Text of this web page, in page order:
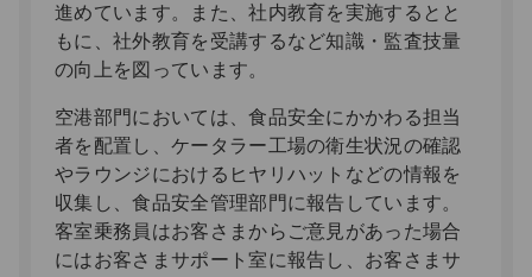
進めています。また、社内教育を実施するとと
もに、社外教育を受講するなど知識・監査技量
の向上を図っています。
空港部門においては、食品安全にかかわる担当
者を配置し、ケータラー工場の衛生状況の確認
やラウンジにおけるヒヤリハットなどの情報を
収集し、食品安全管理部門に報告しています。
客室乗務員はお客さまからご意見があった場合
にはお客さまサポート室に報告し、お客さまサ